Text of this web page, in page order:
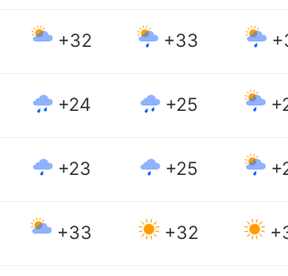
+32 +33
+24 +25
+23 +25
+33 +32